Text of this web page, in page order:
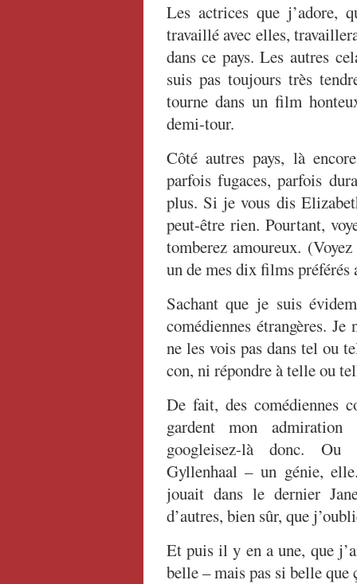
Les actrices que j’adore,
travaillé avec elles,
dans ce pays. Les autres
suis pas toujours très
tourne dans un film
demi-tour.
Côté autres pays, là
parfois fugaces, parfois
plus. Si je vous dis
peut-être rien. Pourtant,
tomberez amoureux.
un de mes dix films préférés
Sachant que je suis
comédiennes étrangères.
ne les vois pas dans tel ou
con, ni répondre à telle ou
De fait, des comédiennes
gardent mon admiration
googleisez-là donc. Ou
Gyllenhaal – un génie,
jouait dans le dernier
d’autres, bien sûr, que
Et puis il y en a une, que
belle – mais pas si belle que